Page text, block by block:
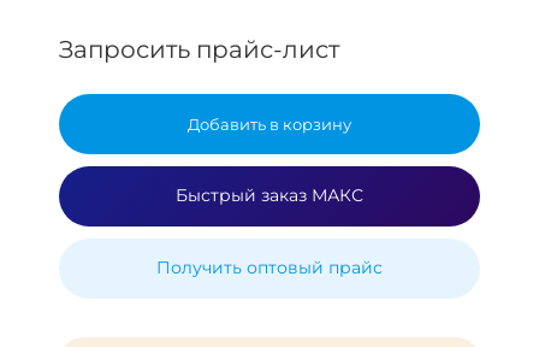
Запросить прайс-лист
Добавить в корзину
Быстрый заказ МАКС
Получить оптовый прайс